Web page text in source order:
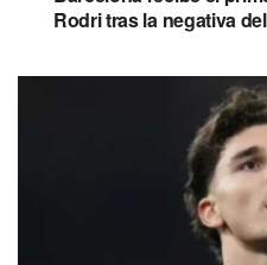
Rodri tras la negativa